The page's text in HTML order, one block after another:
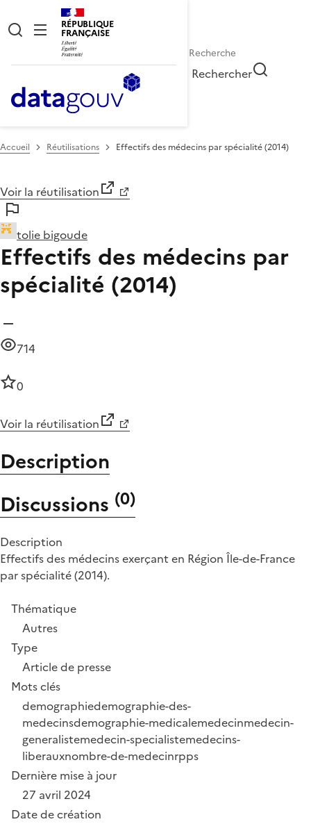
RÉPUBLIQUE
FRANÇAISE
Rechercher
Accueil Réutilisations Effectifs des médecins par spécialité (2014)
Voir la réutilisation
tolie bigoude
Effectifs des médecins par
spécialité (2014)
714
0
Voir la réutilisation
Description
Discussions (0)
Description
Effectifs des médecins exerçant en Région Île-de-France
par spécialité (2014).
Thématique
Autres
Type
Article de presse
Mots clés
demographiedemographie-des-
medecinsdemographie-medicalemedecinmedecin-
generalistemedecin-specialistemedecins-
liberauxnombre-de-medecinrpps
Dernière mise à jour
27 avril 2024
Date de création